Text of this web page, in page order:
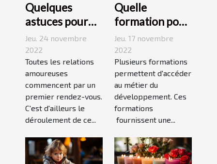
Quelques
astuces pour
réussir son
premier
rendez-vous
Jeu. 24 novembre
2022
Toutes les relations
amoureuses
commencent par un
premier rendez-vous.
C'est d'ailleurs le
déroulement de ce...
Quelle
formation pour
travailler dans
le
développement
durable ?
Jeu. 17 novembre
2022
Plusieurs formations
permettent d'accéder
au métier du
développement. Ces
formations
fournissent une...